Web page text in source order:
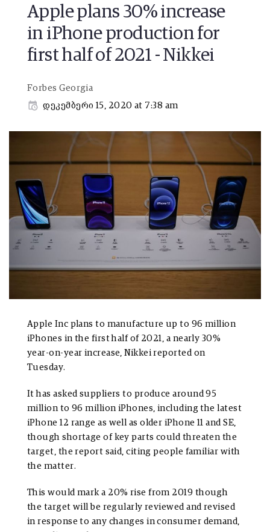
Apple plans 30% increase
in iPhone production for
first half of 2021 - Nikkei
Forbes Georgia
დეკემბერი 15, 2020 at 7:38 am
Apple Inc plans to manufacture up to 96 million
iPhones in the first half of 2021, a nearly 30%
year-on-year increase, Nikkei reported on
Tuesday.
It has asked suppliers to produce around 95
million to 96 million iPhones, including the latest
iPhone 12 range as well as older iPhone 11 and SE,
though shortage of key parts could threaten the
target, the report said, citing people familiar with
the matter.
This would mark a 20% rise from 2019 though
the target will be regularly reviewed and revised
in response to any changes in consumer demand,